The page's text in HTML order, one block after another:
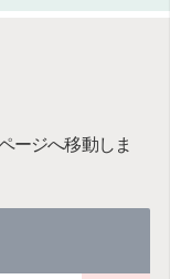
ージへ移動しま